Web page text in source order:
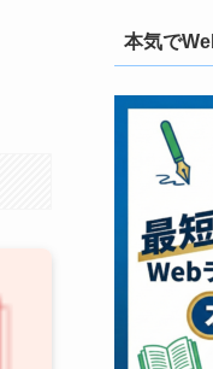
本気で